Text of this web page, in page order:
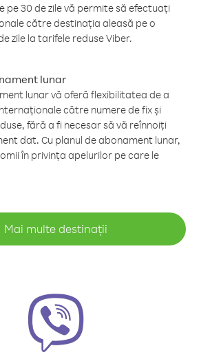
pe 30 de zile vă permite să efectuați
către destinația aleasă pe o
zile la tarifele reduse Viber.
lunar
lunar vă oferă flexibilitatea de a
către numere de fix și
fără a fi necesar să vă reînnoiți
dat. Cu planul de abonament lunar,
în privința apelurilor pe care le
Mai multe destinații